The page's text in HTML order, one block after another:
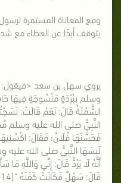
ومع المعاناة المستمرة
يتوقف أبدًا عن العطاء مع
يروي سهل بن سعد <فيقول:
وسلم بِبُرْدَةٍ مَنْسُوجَةٍ فِيهَا
الشَّمْلَةُ قَالَ: نَعَمْ قَالَتْ:
النَّبِيُّ صلى الله عليه وسلم
فَحَسَّنَهَا فُلَانٌ؛ فَقَالَ:
لَبِسَهَا النَّبِيُّ صلى الله عليه
أَنَّهُ لَا يَرُدُّ قَالَ: إِنِّي وَاللَّهِ مَا
قَالَ: سَهْلٌ فَكَانَتْ كَفَنَهُ "[14].